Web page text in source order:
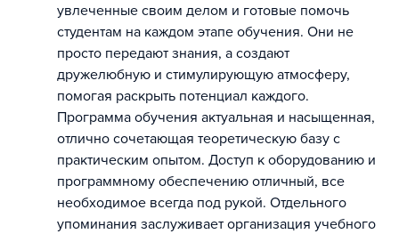
увлеченные своим делом и готовые помочь
студентам на каждом этапе обучения. Они не
просто передают знания, а создают
дружелюбную и стимулирующую атмосферу,
помогая раскрыть потенциал каждого.
Программа обучения актуальная и насыщенная,
отлично сочетающая теоретическую базу с
практическим опытом. Доступ к оборудованию и
программному обеспечению отличный, все
необходимое всегда под рукой. Отдельного
упоминания заслуживает организация учебного